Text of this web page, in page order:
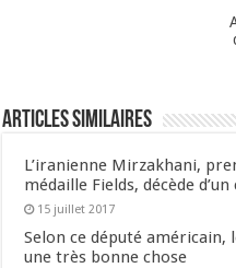
Articles similaires
L’iranienne Mirzakhani,
médaille Fields, décède
15 juillet 2017
Selon ce député
une très bonne chose